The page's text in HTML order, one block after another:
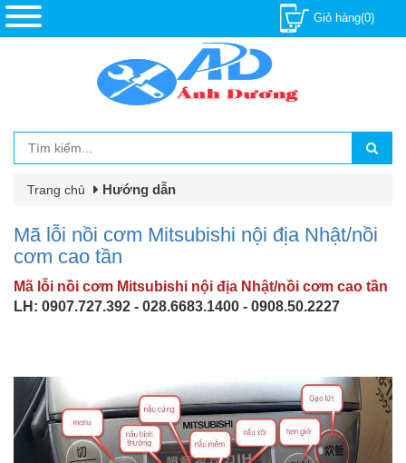
Giỏ hàng(0)
Trang chủ Hướng dẫn
Mã lỗi nồi cơm Mitsubishi nội địa Nhật/nồi
cơm cao tần
Mã lỗi nồi cơm Mitsubishi nội địa Nhật/nồi cơm cao tần
LH: 0907.727.392 - 028.6683.1400 - 0908.50.2227